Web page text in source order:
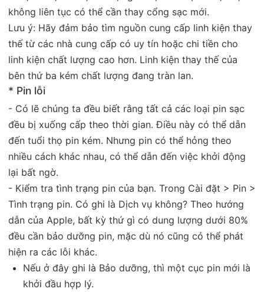
không liên tục có thể cần thay cổng sạc mới.
Lưu ý: Hãy đảm bảo tìm nguồn cung cấp linh kiện thay
thế từ các nhà cung cấp có uy tín hoặc chi tiền cho
linh kiện chất lượng cao hơn. Linh kiện thay thế của
bên thứ ba kém chất lượng đang tràn lan.
* Pin lỗi
- Có lẽ chúng ta đều biết rằng tất cả các loại pin sạc
đều bị xuống cấp theo thời gian. Điều này có thể dẫn
đến tuổi thọ pin kém. Nhưng pin có thể hỏng theo
nhiều cách khác nhau, có thể dẫn đến việc khởi động
lại bất ngờ.
- Kiểm tra tình trạng pin của bạn. Trong Cài đặt > Pin >
Tình trạng pin. Có ghi là Dịch vụ không? Theo hướng
dẫn của Apple, bất kỳ thứ gì có dung lượng dưới 80%
đều cần bảo dưỡng pin, mặc dù nó cũng có thể phát
hiện ra các lỗi khác.
Nếu ở đây ghi là Bảo dưỡng, thì một cục pin mới là
khởi đầu hợp lý.